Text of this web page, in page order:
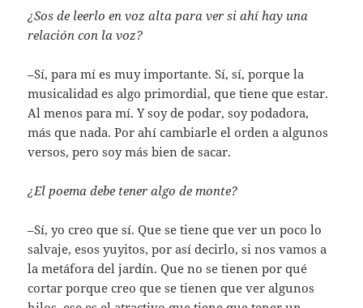
¿Sos de leerlo en voz alta para ver si ahí hay una
relación con la voz?
–Sí, para mí es muy importante. Sí, sí, porque la
musicalidad es algo primordial, que tiene que estar.
Al menos para mí. Y soy de podar, soy podadora,
más que nada. Por ahí cambiarle el orden a algunos
versos, pero soy más bien de sacar.
¿El poema debe tener algo de monte?
–Sí, yo creo que sí. Que se tiene que ver un poco lo
salvaje, esos yuyitos, por así decirlo, si nos vamos a
la metáfora del jardín. Que no se tienen por qué
cortar porque creo que se tienen que ver algunos